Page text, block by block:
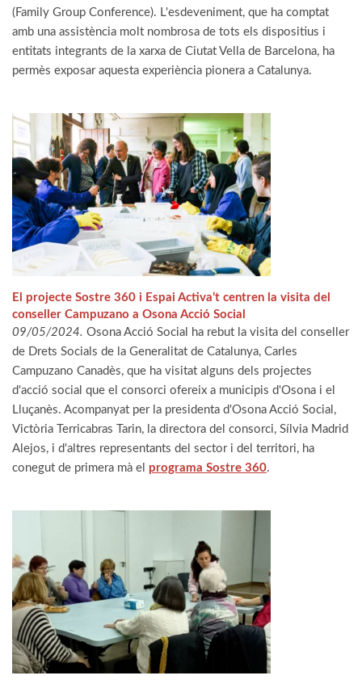
(Family Group Conference). L'esdeveniment, que ha comptat
amb una assistència molt nombrosa de tots els dispositius i
entitats integrants de la xarxa de Ciutat Vella de Barcelona, ha
permès exposar aquesta experiència pionera a Catalunya.
El projecte Sostre 360 i Espai Activa’t centren la visita del
conseller Campuzano a Osona Acció Social
09/05/2024. Osona Acció Social ha rebut la visita del conseller
de Drets Socials de la Generalitat de Catalunya, Carles
Campuzano Canadès, que ha visitat alguns dels projectes
d'acció social que el consorci ofereix a municipis d'Osona i el
Lluçanès. Acompanyat per la presidenta d'Osona Acció Social,
Victòria Terricabras Tarin, la directora del consorci, Sílvia Madrid
Alejos, i d'altres representants del sector i del territori, ha
conegut de primera mà el programa Sostre 360.